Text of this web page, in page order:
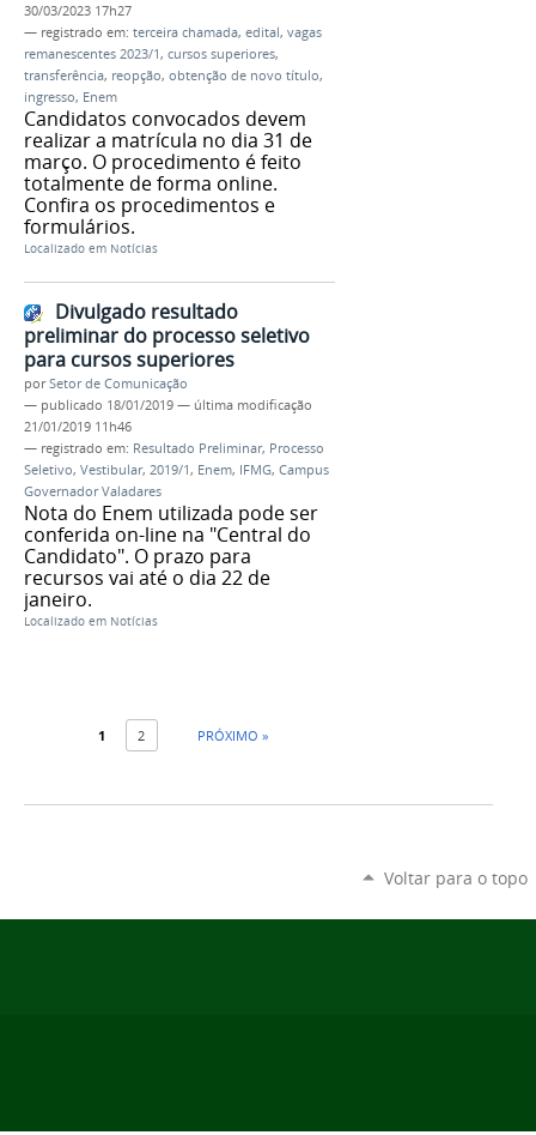
30/03/2023 17h27
— registrado em: terceira chamada, edital, vagas
remanescentes 2023/1, cursos superiores,
transferência, reopção, obtenção de novo título,
ingresso, Enem
Candidatos convocados devem
realizar a matrícula no dia 31 de
março. O procedimento é feito
totalmente de forma online.
Confira os procedimentos e
formulários.
Localizado em Notícias
Divulgado resultado
preliminar do processo seletivo
para cursos superiores
porSetor de Comunicação
— publicado 18/01/2019 — última modificação
21/01/2019 11h46
— registrado em: Resultado Preliminar, Processo
Seletivo, Vestibular, 2019/1, Enem, IFMG, Campus
Governador Valadares
Nota do Enem utilizada pode ser
conferida on-line na "Central do
Candidato". O prazo para
recursos vai até o dia 22 de
janeiro.
Localizado em Notícias
1 2 PRÓXIMO »
Voltar para o topo